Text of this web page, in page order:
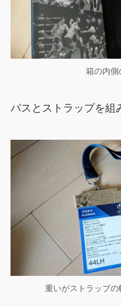
箱の内側
パスとストラップを組
重いがストラップ